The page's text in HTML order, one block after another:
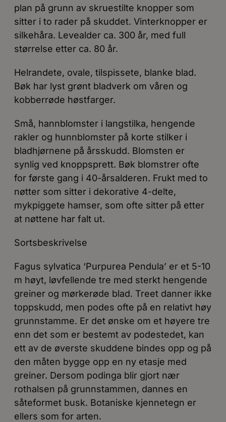
plan på grunn av skruestilte knopper som
sitter i to rader på skuddet. Vinterknopper er
silkehåra. Levealder ca. 300 år, med full
størrelse etter ca. 80 år.
Helrandete, ovale, tilspissete, blanke blad.
Bøk har lyst grønt bladverk om våren og
kobberrøde høstfarger.
Små, hannblomster i langstilka, hengende
rakler og hunnblomster på korte stilker i
bladhjørnene på årsskudd. Blomsten er
synlig ved knoppsprett. Bøk blomstrer ofte
for første gang i 40-årsalderen. Frukt med to
nøtter som sitter i dekorative 4-delte,
mykpiggete hamser, som ofte sitter på etter
at nøttene har falt ut.
Sortsbeskrivelse
Fagus sylvatica ‘Purpurea Pendula’ er et 5-10
m høyt, løvfellende tre med sterkt hengende
greiner og mørkerøde blad. Treet danner ikke
toppskudd, men podes ofte på en relativt høy
grunnstamme. Er det ønske om et høyere tre
enn det som er bestemt av podestedet, kan
ett av de øverste skuddene bindes opp og på
den måten bygge opp en ny etasje med
greiner. Dersom podinga blir gjort nær
rothalsen på grunnstammen, dannes en
såteformet busk. Botaniske kjennetegn er
ellers som for arten.